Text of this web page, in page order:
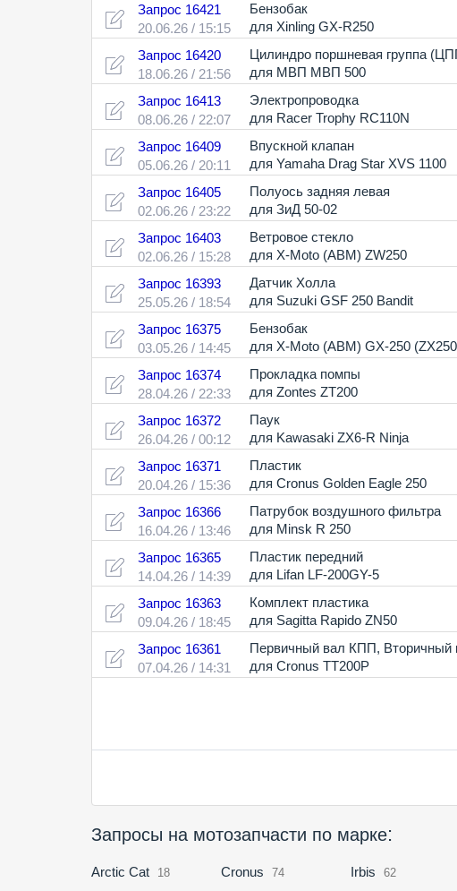
Запрос 16421
20.06.26 / 15:15
Бензобак
для Xinling GX-R250
Запрос 16420
18.06.26 / 21:56
Цилиндро поршневая группа
для МВП МВП 500
Запрос 16413
08.06.26 / 22:07
Электропроводка
для Racer Trophy RC110N
Запрос 16409
05.06.26 / 20:11
Впускной клапан
для Yamaha Drag Star XVS 1100
Запрос 16405
02.06.26 / 23:22
Полуось задняя левая
для ЗиД 50-02
Запрос 16403
02.06.26 / 15:28
Ветровое стекло
для X-Moto (ABM) ZW250
Запрос 16393
25.05.26 / 18:54
Датчик Холла
для Suzuki GSF 250 Bandit
Запрос 16375
03.05.26 / 14:45
Бензобак
для X-Moto (ABM) GX-250
Запрос 16374
28.04.26 / 22:33
Прокладка помпы
для Zontes ZT200
Запрос 16372
26.04.26 / 00:12
Паук
для Kawasaki ZX6-R Ninja
Запрос 16371
20.04.26 / 15:36
Пластик
для Cronus Golden Eagle 250
Запрос 16366
16.04.26 / 13:46
Патрубок воздушного фильтра
для Minsk R 250
Запрос 16365
14.04.26 / 14:39
Пластик передний
для Lifan LF-200GY-5
Запрос 16363
09.04.26 / 18:45
Комплект пластика
для Sagitta Rapido ZN50
Запрос 16361
07.04.26 / 14:31
Первичный вал КПП,
для Cronus TT200P
Запросы на мотозапчасти по марке:
Arctic Cat 18 Cronus 74 Irbis 62